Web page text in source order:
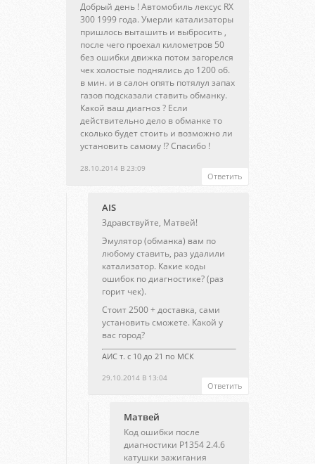
28.10.2014 В 23:09
Добрый день ! Автомобиль лексус RX
300 1999 года. Умерли катализаторы
пришлось выташить и выбросить ,
после чего проехал километров 50
без ошибки движка потом загорелся
чек холостые поднялись до 1200 об.
в мин. и в салон опять потялул запах
газов подсказали ставить обманку.
Какой ваш диагноз ? Если
действительно дело в обманке то
сколько будет стоить и возможно ли
установить самому !? Спасибо !
Ответить
AIS
29.10.2014 В 13:04
Здравствуйте, Матвей!
Эмулятор (обманка) вам по
любому ставить, раз удалили
катализатор. Какие коды
ошибок по диагностике? (раз
горит чек).
Стоит 2500 + доставка, сами
установить сможете. Какой у
вас город?
АИС т. с 10 до 21 по МСК
Ответить
Матвей
Код ошибки после
диагностики Р1354 2.4.6
катушки зажигания